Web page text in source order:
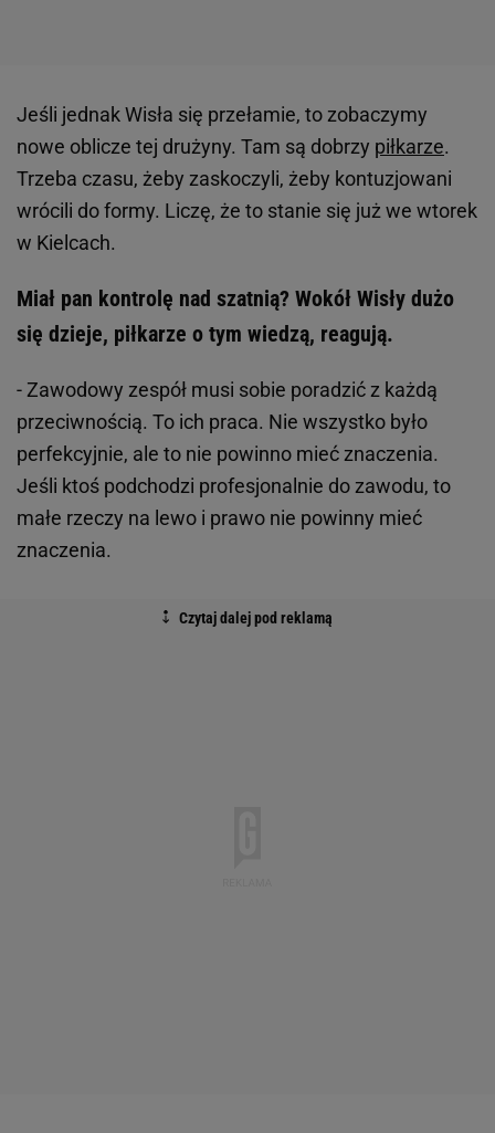
Jeśli jednak Wisła się przełamie, to zobaczymy
nowe oblicze tej drużyny. Tam są dobrzy piłkarze.
Trzeba czasu, żeby zaskoczyli, żeby kontuzjowani
wrócili do formy. Liczę, że to stanie się już we wtorek
w Kielcach.
Miał pan kontrolę nad szatnią? Wokół Wisły dużo
się dzieje, piłkarze o tym wiedzą, reagują.
- Zawodowy zespół musi sobie poradzić z każdą
przeciwnością. To ich praca. Nie wszystko było
perfekcyjnie, ale to nie powinno mieć znaczenia.
Jeśli ktoś podchodzi profesjonalnie do zawodu, to
małe rzeczy na lewo i prawo nie powinny mieć
znaczenia.